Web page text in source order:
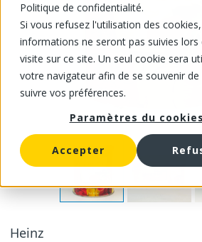
Politique de confidentialité.
Si vous refusez l'utilisation des
informations ne seront pas suivies lors
visite sur ce site. Un seul cookie sera
votre navigateur afin de se souvenir de
suivre vos préférences.
Paramètres du cookies
Accepter
Heinz